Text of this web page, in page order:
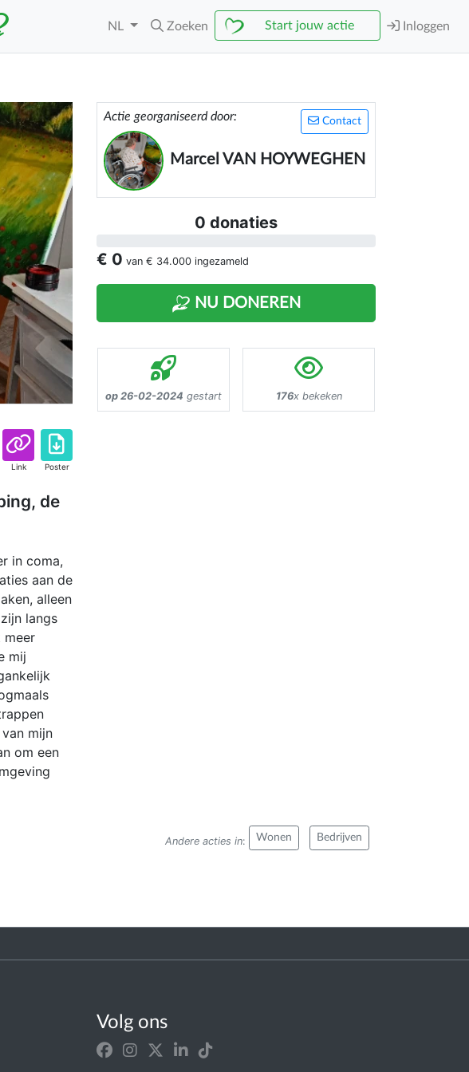
NL Zoeken Start jouw actie Inloggen
Link Poster
de
in coma,
aan de
alleen
langs
meer
mij
mijn
om een
Contact
Actie georganiseerd door:
Marcel VAN HOYWEGHEN
0 donaties
€ 0 van € 34.000 ingezameld
NU DONEREN
op 26-02-2024 gestart 176x bekeken
Andere acties in: Wonen Bedrijven
Volg ons